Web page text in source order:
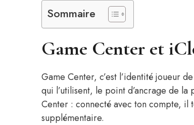
Sommaire
Game Center et
Game Center, c’est l’identité joueur
qui l’utilisent, le point d’ancrage de
Center : connecté avec ton compte, il
supplémentaire.